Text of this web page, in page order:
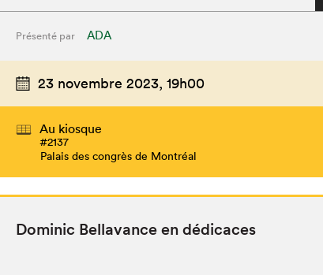
Présenté par ADA
23 novembre 2023, 19h00
Au kiosque
#2137
Palais des congrès de Montréal
Dominic Bella­vance en dédicaces